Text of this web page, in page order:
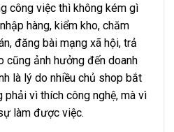
công việc thì không kém gì
hàng, kiểm kho, chăm
đăng bài mạng xã hội, trả
cũng ảnh hưởng đến doanh
là lý do nhiều chủ shop bắt
vì thích công nghệ, mà vì
làm được việc.